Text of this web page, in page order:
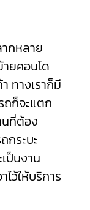
กหลาย
ยคอนโด
ทางเราก็มี
ถก็จะแตก
ที่ต้อง
กระบะ
ป็นงาน
ว้ให้บริการ